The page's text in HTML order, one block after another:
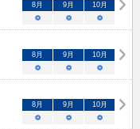
8月 9月 10月
○ ○ ○
8月 9月 10月
○ ○ ○
8月 9月 10月
○ ○ ○